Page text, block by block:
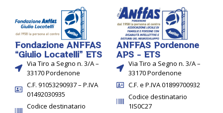
Fondazione ANFFAS
“Giulio Locatelli” ETS
Via Tiro a Segno n. 3/A –
33170 Pordenone
C.F. 91053290937 – P.IVA
01492030935
Codice destinatario
ANFFAS Pordenone
APS - ETS
Via Tiro a Segno n. 3/A –
33170 Pordenone
C.F. e P.IVA 01899700932
Codice destinatario
1IS0C27